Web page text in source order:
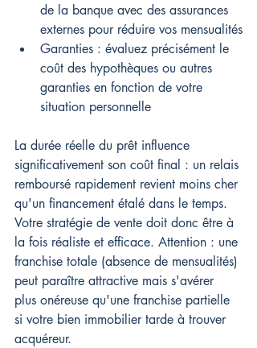
de la banque avec des assurances
externes pour réduire vos mensualités
Garanties : évaluez précisément le
coût des hypothèques ou autres
garanties en fonction de votre
situation personnelle
La durée réelle du prêt influence
significativement son coût final : un relais
remboursé rapidement revient moins cher
qu'un financement étalé dans le temps.
Votre stratégie de vente doit donc être à
la fois réaliste et efficace. Attention : une
franchise totale (absence de mensualités)
peut paraître attractive mais s'avérer
plus onéreuse qu'une franchise partielle
si votre bien immobilier tarde à trouver
acquéreur.